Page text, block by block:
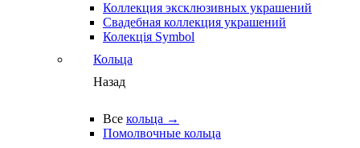
Коллекция эксклюзивных украшений
Свадебная коллекция украшений
Колекція Symbol
Кольца
Назад
Все кольца →
Помолвочные кольца